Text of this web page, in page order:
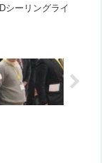
シーリングライ